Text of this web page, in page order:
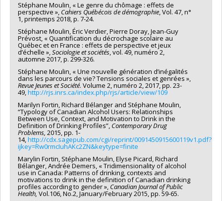
Regroupements stratégiques
Stéphane Moulin, « Le genre du chômage : effets de
perspective », Cahiers Québécois de démographie, Vol. 47, n°
1, printemps 2018, p. 7-24.
Stéphane Moulin, Éric Verdier, Pierre Doray, Jean-Guy
Prévost, « Quantification du décrochage scolaire au
Québec et en France : effets de perspective et jeux
d’échelle »,Sociologie et sociétés, vol. 49, numéro 2,
automne 2017, p. 299-326.
Stéphane Moulin, « Une nouvelle génération d’inégalités
dans les parcours de vie? Tensions sociales et genrées »,
RevueJeunes et Société. Volume 2, numéro 2, 2017, pp. 23-
49,http://rjs.inrs.ca/index.php/rjs/article/view/109
Marilyn Fortin, Richard Bélanger and Stéphane Moulin,
“Typology of Canadian Alcohol Users: Relationships
Between Use, Context, and Motivation to Drink in the
Definition of Drinking Profiles”, Contemporary Drug
Problems, 2015, pp. 1-
14,http://cdx.sagepub.com/cgi/reprint/0091450915600119v1.pdf?
ijkey=Rw0rmcIuhAKc2ZN&keytype=finite
Marylin Fortin, Stéphane Moulin, Elyse Picard, Richard
Bélanger, Andrée Demers, « Tridimensionality of alcohol
use in Canada: Patterns of drinking, contexts and
motivations to drink in the definition of Canadian drinking
profiles according to gender », Canadian Journal of Public
Health, Vol.106, No.2, January/February 2015, pp. 59-65.